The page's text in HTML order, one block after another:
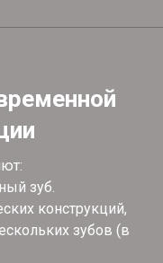
зуб.
конструкций,
зубов (в